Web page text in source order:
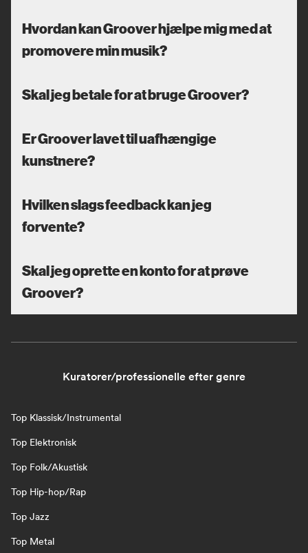
Hvordan kan Groover hjælpe mig med at
promovere min musik?
Skal jeg betale for at bruge Groover?
Er Groover lavet til uafhængige
kunstnere?
Hvilken slags feedback kan jeg
forvente?
Skal jeg oprette en konto for at prøve
Groover?
Kuratorer/professionelle efter genre
Top Klassisk/Instrumental
Top Elektronisk
Top Folk/Akustisk
Top Hip-hop/Rap
Top Jazz
Top Metal